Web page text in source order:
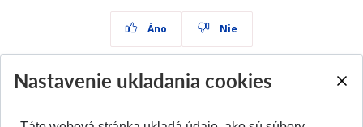
Áno Nie
Nastavenie ukladania cookies